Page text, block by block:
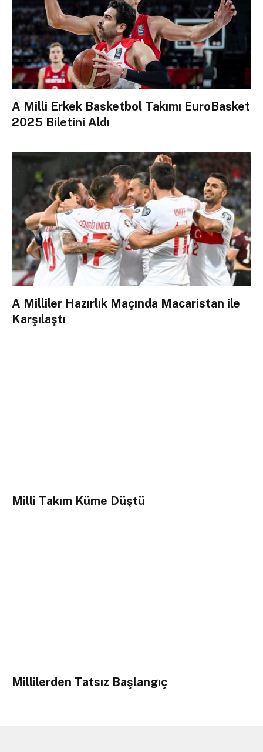
A Milli Erkek Basketbol Takımı EuroBasket
2025 Biletini Aldı
A Milliler Hazırlık Maçında Macaristan ile
Karşılaştı
Milli Takım Küme Düştü
Millilerden Tatsız Başlangıç